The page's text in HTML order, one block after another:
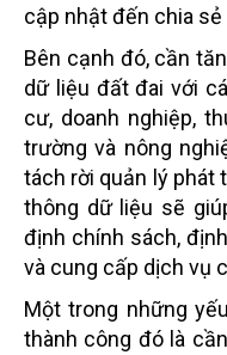
cập nhật đến chia sẻ
Bên cạnh đó, cần
dữ liệu đất đai với
cư, doanh nghiệp,
trường và nông
tách rời quản lý phát
thông dữ liệu sẽ
định chính sách,
và cung cấp dịch vụ
Một trong những
thành công đó là